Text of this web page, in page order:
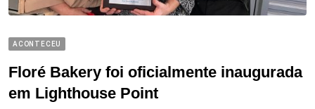
ACONTECEU
Floré Bakery foi oficialmente inaugurada
em Lighthouse Point